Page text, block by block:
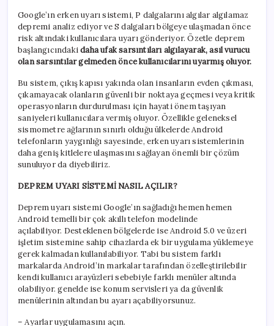
Google’ın erken uyarı sistemi, P dalgalarını algılar algılamaz
depremi analiz ediyor ve S dalgaları bölgeye ulaşmadan önce
risk altındaki kullanıcılara uyarı gönderiyor. Özetle deprem
başlangıcındakidaha ufak sarsıntıları algılayarak, asıl vurucu
olan sarsıntılar gelmeden önce kullanıcılarını uyarmış oluyor.
Bu sistem, çıkış kapısı yakında olan insanların evden çıkması,
çıkamayacak olanların güvenli bir noktaya geçmesi veya kritik
operasyonların durdurulması için hayati önem taşıyan
saniyeleri kullanıcılara vermiş oluyor. Özellikle geleneksel
sismometre ağlarının sınırlı olduğu ülkelerde Android
telefonların yaygınlığı sayesinde, erken uyarı sistemlerinin
daha geniş kitlelere ulaşmasını sağlayan önemli bir çözüm
sunuluyor da diyebiliriz.
DEPREM UYARI SİSTEMİ NASIL AÇILIR?
Deprem uyarı sistemi Google’ın sağladığı hemen hemen
Android temelli bir çok akıllı telefon modelinde
açılabiliyor. Desteklenen bölgelerde ise Android 5.0 ve üzeri
işletim sistemine sahip cihazlarda ek bir uygulama yüklemeye
gerek kalmadan kullanılabiliyor. Tabi bu sistem farklı
markalarda Android’in markalar tarafından özelleştirilebilir
kendi kullanıcı arayüzleri sebebiyle farklı menüler altında
olabiliyor. genelde ise konum servisleri ya da güvenlik
menülerinin altından bu ayarı açabiliyorsunuz.
– Ayarlar uygulamasını açın.